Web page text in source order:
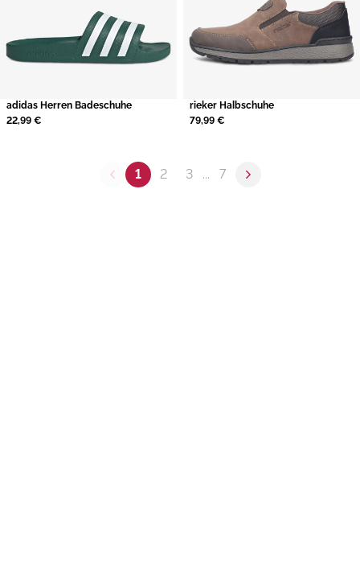
adidas Herren Badeschuhe
22,99 €
rieker Halbschuhe
79,99 €
Previous page
1 2 3 ... 7 Next page